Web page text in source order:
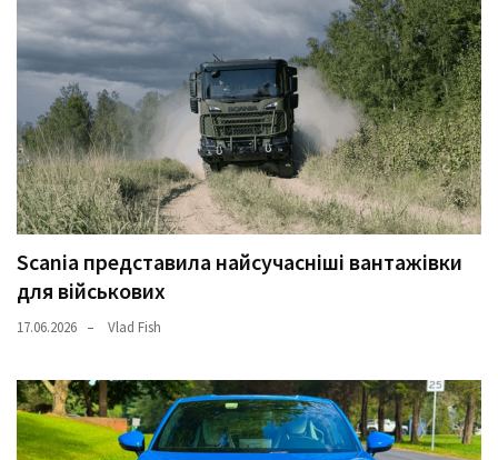
Scania представила найсучасніші вантажівки
для військових
17.06.2026 Vlad Fish